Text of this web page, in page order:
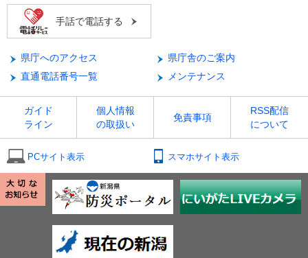
手話で電話する
県庁へのアクセス
県庁舎のご案内
直通電話番号一覧
メンテナンス
ガイド
ライン
個人情報
の取扱い
免責事項
RSS配信
について
PCサイト表示 スマホサイト表示